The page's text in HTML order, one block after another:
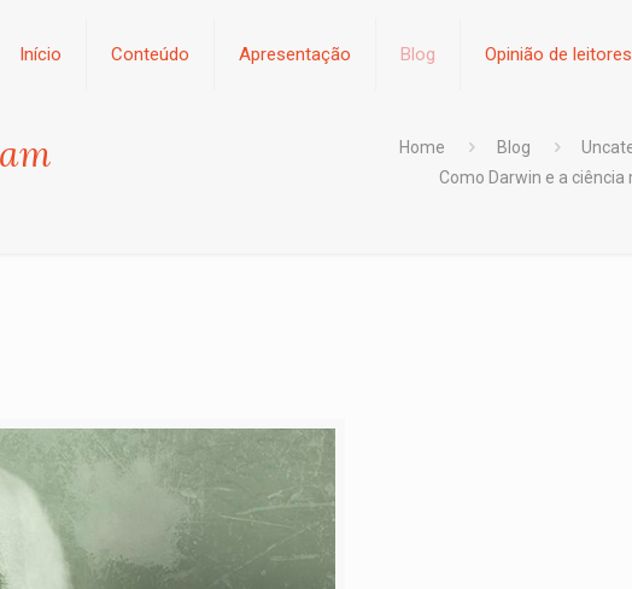
Início Conteúdo Apresentação Blog Opinião de leitores
Home Blog
Como Darwin e a